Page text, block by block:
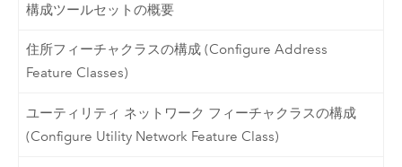
構成ツールセットの概要
住所フィーチャクラスの構成 (Configure Address
Feature Classes)
ユーティリティ ネットワーク フィーチャクラスの構成
(Configure Utility Network Feature Class)